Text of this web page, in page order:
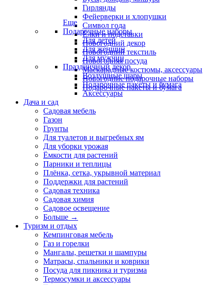
Гирлянды
Фейерверки и хлопушки
Символ года
Ёлки и подставки
Новогодний декор
Новогодний текстиль
Новогодняя посуда
Маскарадные костюмы, аксессуары
Новогодние подарочные наборы
Подарочные пакеты и бумага
Еще
Подарочные наборы
Для детей
Для женщин
Для мужчин
Праздничный декор
Воздушные шары
Подарочные пакеты и бумага
Аксессуары
Дача и сад
Садовая мебель
Газон
Грунты
Для туалетов и выгребных ям
Для уборки урожая
Ёмкости для растений
Парники и теплицы
Плёнка, сетка, укрывной материал
Поддержки для растений
Садовая техника
Садовая химия
Садовое освещение
Больше →
Туризм и отдых
Кемпинговая мебель
Газ и горелки
Мангалы, решетки и шампуры
Матрасы, cпальники и коврики
Посуда для пикника и туризма
Термосумки и аксессуары